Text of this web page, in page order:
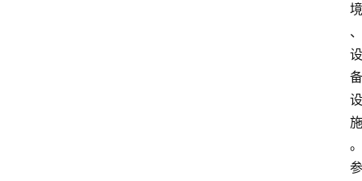
境
、
设
备
设
施
。
参